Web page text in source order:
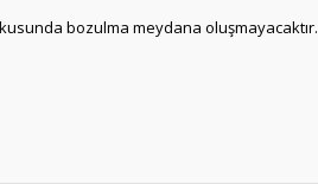
bozulma meydana oluşmayacaktır.